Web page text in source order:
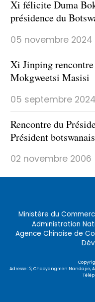
Xi félicite Duma
présidence du
05 novembre 2024
Xi Jinping
Mokgweetsi Masisi
05 septembre 2024
Rencontre du
Président
02 novembre 2006
Ministère du
Administration
Agence Chinoise de
Adresse : 2, Chaoyangmen Nandajie,